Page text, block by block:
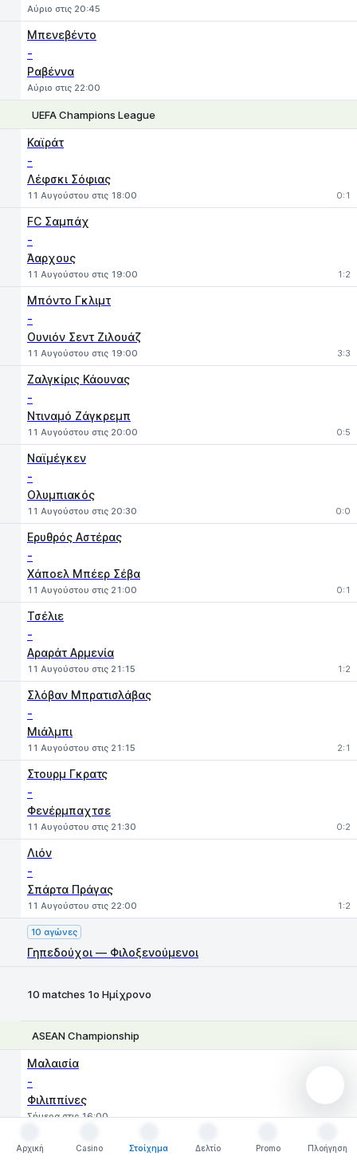
Αύριο στις 20:45
Μπενεβέντο
-
Ραβέννα
Αύριο στις 22:00
UEFA Champions League
Καϊράτ
-
Λέφσκι Σόφιας
11 Αυγούστου στις 18:00 0:1
FC Σαμπάχ
-
Άαρχους
11 Αυγούστου στις 19:00 1:2
Μπόντο Γκλιμτ
-
Ουνιόν Σεντ Ζιλουάζ
11 Αυγούστου στις 19:00 3:3
Ζαλγκίρις Κάουνας
-
Ντιναμό Ζάγκρεμπ
11 Αυγούστου στις 20:00 0:5
Ναϊμέγκεν
-
Ολυμπιακός
11 Αυγούστου στις 20:30 0:0
Ερυθρός Αστέρας
-
Χάποελ Μπέερ Σέβα
11 Αυγούστου στις 21:00 0:1
Τσέλιε
-
Αραράτ Αρμενία
11 Αυγούστου στις 21:15 1:2
Σλόβαν Μπρατισλάβας
-
Μιάλμπι
11 Αυγούστου στις 21:15 2:1
Στουρμ Γκρατς
-
Φενέρμπαχτσε
11 Αυγούστου στις 21:30 0:2
Λιόν
-
Σπάρτα Πράγας
11 Αυγούστου στις 22:00 1:2
10 αγώνες
Γηπεδούχοι — Φιλοξενούμενοι
10 matches 1ο Ημίχρονο
ASEAN Championship
Μαλαισία
-
Φιλιππίνες
Σήμερα στις 16:00
Ταϊλάνδη
Αρχική
Casino
Στοίχημα
Δελτίο
Promo
Πλοήγηση